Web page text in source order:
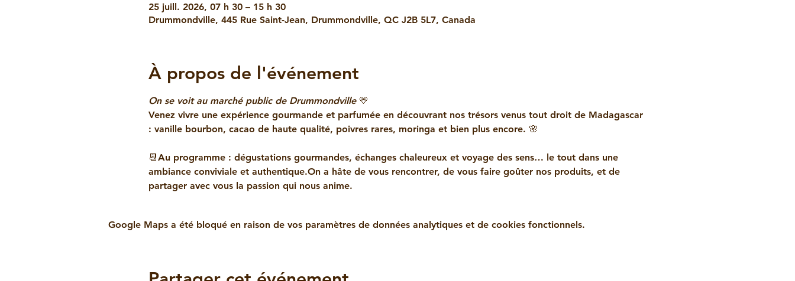
25 juill. 2026, 07 h 30 – 15 h 30
Drummondville, 445 Rue Saint-Jean, Drummondville, QC J2B 5L7, Canada
À propos de l'événement
On se voit au marché public de Drummondville 💛
Venez vivre une expérience gourmande et parfumée en découvrant nos trésors venus tout droit de Madagascar
: vanille bourbon, cacao de haute qualité, poivres rares, moringa et bien plus encore. 🌸
📆Au programme : dégustations gourmandes, échanges chaleureux et voyage des sens… le tout dans une
ambiance conviviale et authentique.On a hâte de vous rencontrer, de vous faire goûter nos produits, et de
partager avec vous la passion qui nous anime.
Google Maps a été bloqué en raison de vos paramètres de données analytiques et de cookies fonctionnels.